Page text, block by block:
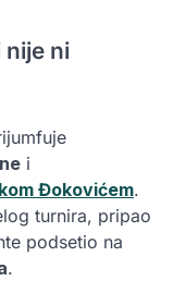
nije ni
i
Đokovićem.
turnira, pripao
podsetio na
.